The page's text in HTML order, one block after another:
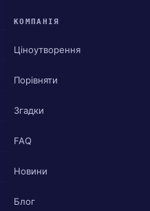
КОМПАНІЯ
Ціноутворення
Порівняти
Згадки
FAQ
Новини
Блог